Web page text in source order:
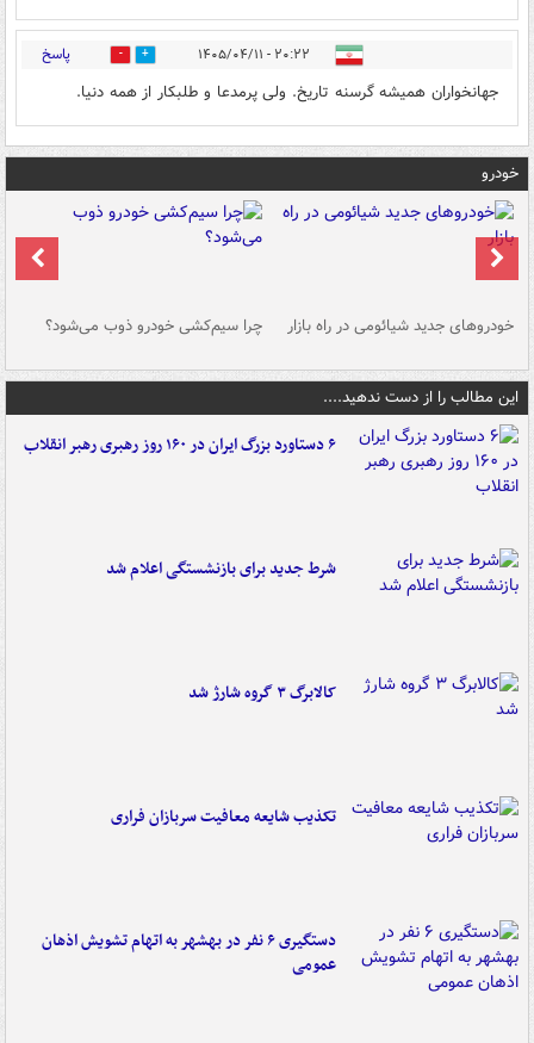
۲۰:۲۲ - ۱۴۰۵/۰۴/۱۱ 3 پاسخ
جهانخواران همیشه گرسنه تاریخ. ولی پرمدعا و طلبکار از همه دنیا.
خودرو
خودروهای جدید شیائومی در راه بازار چرا سیم‌کشی خودرو ذوب می‌شود؟
این مطالب را از دست ندهید....
۶ دستاورد بزرگ ایران در ۱۶۰ روز رهبری رهبر انقلاب
شرط جدید برای بازنشستگی اعلام شد
کالابرگ ۳ گروه شارژ شد
تکذیب شایعه معافیت سربازان فراری
دستگیری ۶ نفر در بهشهر به اتهام تشویش اذهان
عمومی